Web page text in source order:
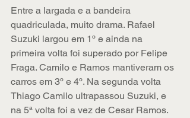
Entre a largada e a bandeira
quadriculada, muito drama. Rafael
Suzuki largou em 1º e ainda na
primeira volta foi superado por Felipe
Fraga. Camilo e Ramos mantiveram os
carros em 3º e 4º. Na segunda volta
Thiago Camilo ultrapassou Suzuki, e
na 5ª volta foi a vez de Cesar Ramos.